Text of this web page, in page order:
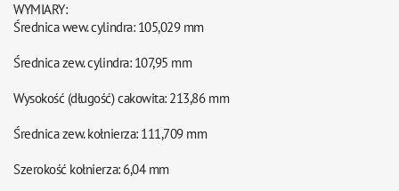
WYMIARY:
Średnica wew. cylindra: 105,029 mm
Średnica zew. cylindra: 107,95 mm
Wysokość (długość) cakowita: 213,86 mm
Średnica zew. kołnierza: 111,709 mm
Szerokość kołnierza: 6,04 mm